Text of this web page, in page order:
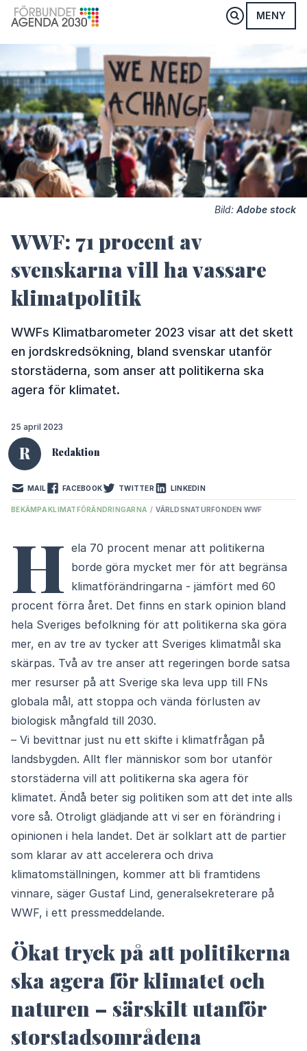
MENY
Bild: Adobe stock
WWF: 71 procent av
svenskarna vill ha vassare
klimatpolitik
WWFs Klimatbarometer 2023 visar att det skett
en jordskredsökning, bland svenskar utanför
storstäderna, som anser att politikerna ska
agera för klimatet.
25 april 2023
R Redaktion
MAIL FACEBOOK TWITTER LINKEDIN
BEKÄMPA KLIMATFÖRÄNDRINGARNA / VÄRLDSNATURFONDEN WWF
H ela 70 procent menar att politikerna
borde göra mycket mer för att begränsa
klimatförändringarna - jämfört med 60
procent förra året. Det finns en stark opinion bland
hela Sveriges befolkning för att politikerna ska göra
mer, en av tre av tycker att Sveriges klimatmål ska
skärpas. Två av tre anser att regeringen borde satsa
mer resurser på att Sverige ska leva upp till FNs
globala mål, att stoppa och vända förlusten av
biologisk mångfald till 2030.
– Vi bevittnar just nu ett skifte i klimatfrågan på
landsbygden. Allt fler människor som bor utanför
storstäderna vill att politikerna ska agera för
klimatet. Ändå beter sig politiken som att det inte alls
vore så. Otroligt glädjande att vi ser en förändring i
opinionen i hela landet. Det är solklart att de partier
som klarar av att accelerera och driva
klimatomställningen, kommer att bli framtidens
vinnare, säger Gustaf Lind, generalsekreterare på
WWF, i ett pressmeddelande.
Ökat tryck på att politikerna
ska agera för klimatet och
naturen – särskilt utanför
storstadsområdena